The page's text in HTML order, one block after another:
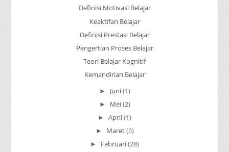
Definisi Motivasi Belajar
Keaktifan Belajar
Definisi Prestasi Belajar
Pengertian Proses Belajar
Teori Belajar Kognitif
Kemandirian Belajar
► Juni(1)
► Mei(2)
► April(1)
► Maret(3)
► Februari(28)